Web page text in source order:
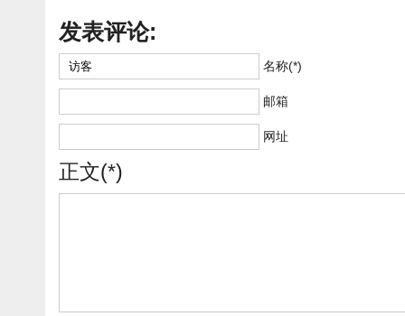
发表评论:
名称(*)
邮箱
网址
正文(*)